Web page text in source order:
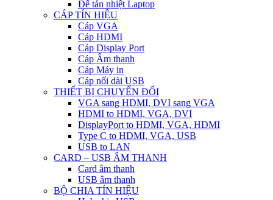
Đế tản nhiệt Laptop
CÁP TÍN HIỆU
Cáp VGA
Cáp HDMI
Cáp Display Port
Cáp Âm thanh
Cáp Máy in
Cáp nối dài USB
THIẾT BỊ CHUYỂN ĐỔI
VGA sang HDMI, DVI sang VGA
HDMI to HDMI, VGA, DVI
DisplayPort to HDMI, VGA, HDMI
Type C to HDMI, VGA, USB
USB to LAN
CARD – USB ÂM THANH
Card âm thanh
USB âm thanh
BỘ CHIA TÍN HIỆU